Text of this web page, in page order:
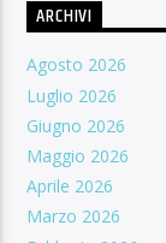
ARCHIVI
Agosto 2026
Luglio 2026
Giugno 2026
Maggio 2026
Aprile 2026
Marzo 2026